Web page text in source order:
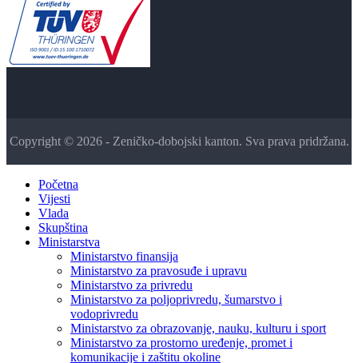
Copyright © 2026 - Zeničko-dobojski kanton. Sva prava pridržana.
Početna
Vijesti
Vlada
Skupština
Ministarstva
Ministarstvo finansija
Ministarstvo za pravosuđe i upravu
Ministarstvo za privredu
Ministarstvo za poljoprivredu, šumarstvo i
vodoprivredu
Ministarstvo za obrazovanje, nauku, kulturu i sport
Ministarstvo za prostorno uređenje, promet i
komunikacije i zaštitu okoline